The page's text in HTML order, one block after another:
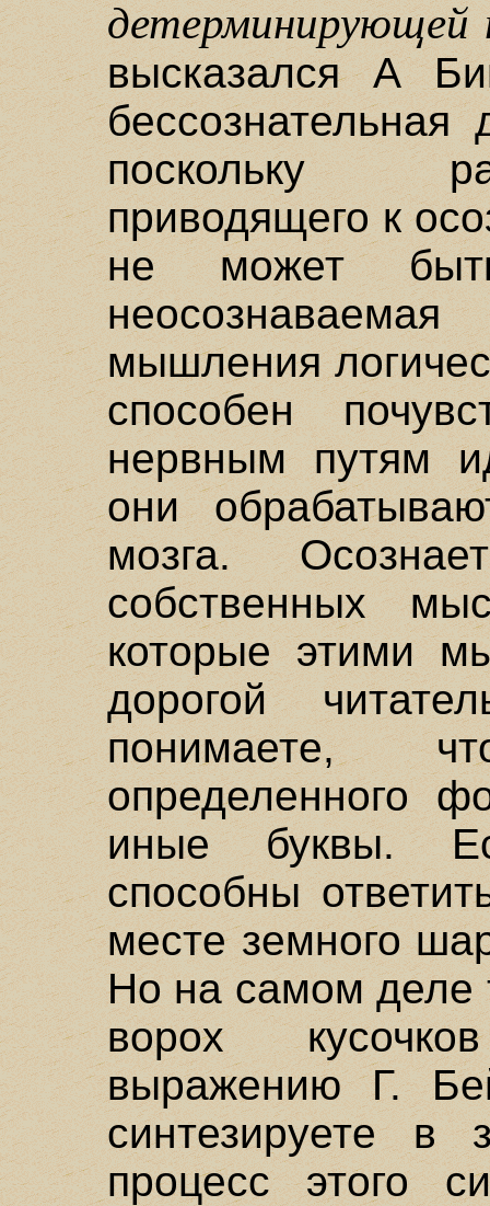
детерминирующей
высказался А
бессознательная
поскольку
приводящего к
не может
мышления
способен
нервным путям
они
мозга.
собственных
которые этими
дорогой
понимаете,
определенного
иные буквы.
способны
месте земного
Но на самом деле
ворох
выражению Г.
синтезируете в
процесс этого